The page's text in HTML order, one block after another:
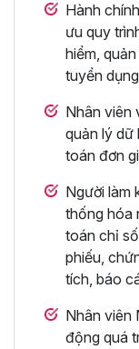
Hành
ưu quy
hiểm,
tuyển
Nhân viên
quản lý dữ
toán đơn
Người làm
thống hóa
toán chỉ
phiếu,
tích, báo
Nhân viên
động quá